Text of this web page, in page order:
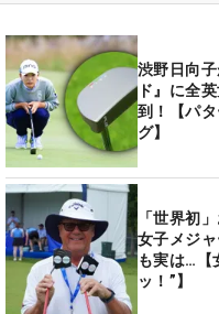
渋野日向
ド』に全
到！【パ
グ】
「世界初
女子メジ
も実は…【
ッ！”】